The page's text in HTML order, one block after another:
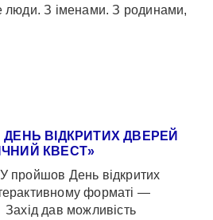
люди. З іменами. З родинами,
ВІДКРИТИХ ДВЕРЕЙ
КВЕСТ»
пройшов День відкритих
форматі —
дав можливість